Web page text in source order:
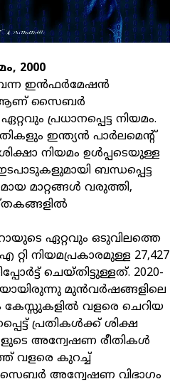
2000
വന്ന ഇന്‍ഫര്‍മേഷന്‍
ആണ് സൈബര്‍
പ്രധാനപ്പെട്ട നിയമം.
ഇന്ത്യന്‍ പാര്‍ലമെന്റ്
നിയമം ഉള്‍പ്പടെയുള്ള
ബന്ധപ്പെട്ട
മാറ്റങ്ങള്‍ വരുത്തി,
ഏറ്റവും ഒടുവിലത്തെ
നിയമപ്രകാരമുള്ള 27,427
ചെയ്തിട്ടുള്ളത്. 2020-
മുന്‍വര്‍ഷങ്ങളിലെ
കേസ്സുകളില്‍ വളരെ ചെറിയ
പ്രതികള്‍ക്ക് ശിക്ഷ
അന്വേഷണ രീതികള്‍
വളരെ കുറച്ച്
സൈബര്‍ അന്വേഷണ വിഭാഗം